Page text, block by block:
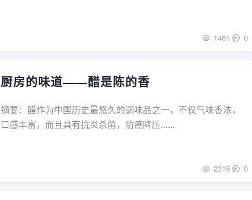
1461 0
厨房的味道——醋是陈的香
摘要：醋作为中国历史最悠久的调味品之一，不仅气味香浓，
口感丰富，而且具有抗炎杀菌，防癌降压......
2316 0